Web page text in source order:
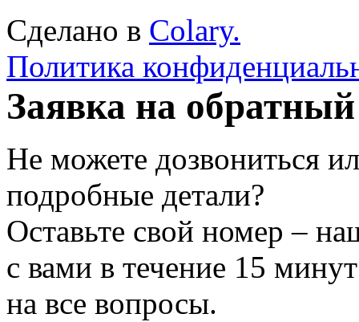
Сделано в Colary.
Политика
Заявка на
Не можете дозвониться
подробные детали?
Оставьте свой номер –
с вами в течение 15
на все вопросы.